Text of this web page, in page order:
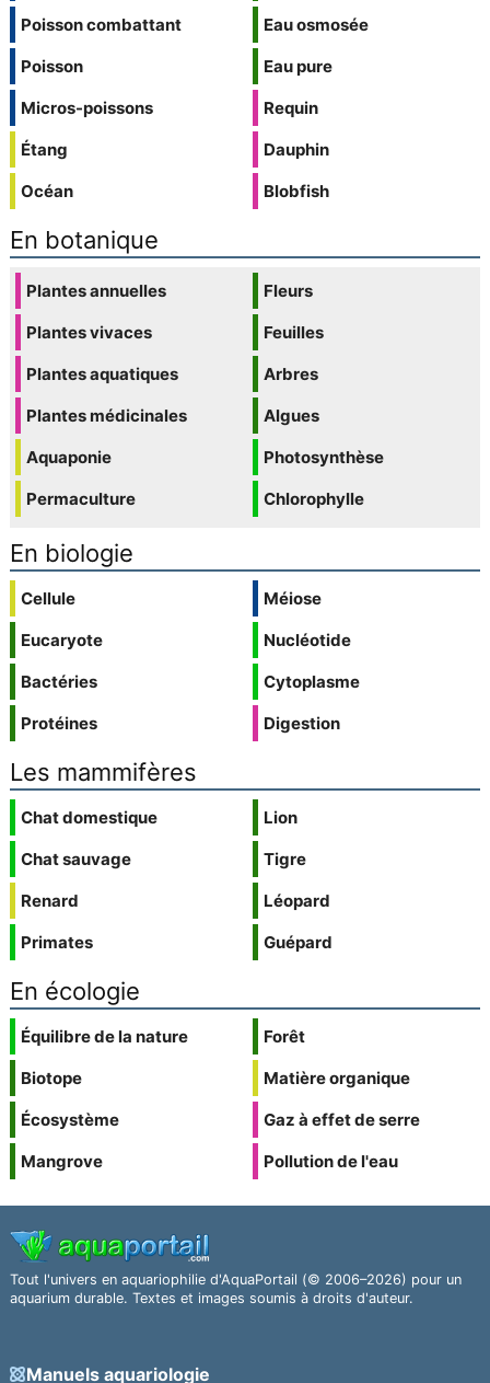
Poisson combattant
Poisson
Micros-poissons
Étang
Océan
Eau osmosée
Eau pure
Requin
Dauphin
Blobfish
En botanique
Plantes annuelles
Plantes vivaces
Plantes aquatiques
Plantes médicinales
Aquaponie
Permaculture
Fleurs
Feuilles
Arbres
Algues
Photosynthèse
Chlorophylle
En biologie
Cellule
Eucaryote
Bactéries
Protéines
Méiose
Nucléotide
Cytoplasme
Digestion
Les mammifères
Chat domestique
Chat sauvage
Renard
Primates
Lion
Tigre
Léopard
Guépard
En écologie
Équilibre de la nature
Biotope
Écosystème
Mangrove
Forêt
Matière organique
Gaz à effet de serre
Pollution de l'eau
Tout l'univers en aquariophilie d'AquaPortail (© 2006–2026) pour un
aquarium durable. Textes et images soumis à droits d'auteur.
Manuels aquariologie